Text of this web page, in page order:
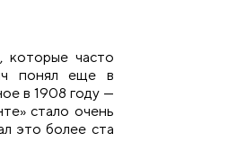
которые часто
понял еще в
в 1908 году —
стало очень
это более ста